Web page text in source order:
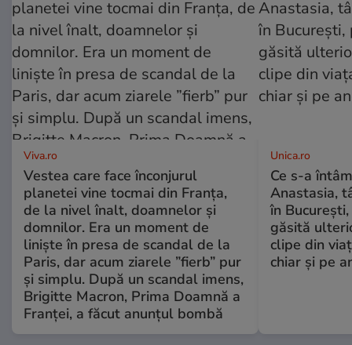
Viva.ro
Vestea care face înconjurul
planetei vine tocmai din Franța,
de la nivel înalt, doamnelor și
domnilor. Era un moment de
liniște în presa de scandal de la
Paris, dar acum ziarele ”fierb” pur
și simplu. După un scandal imens,
Brigitte Macron, Prima Doamnă a
Franței, a făcut anunțul bombă
Unica.ro
Ce s-a
Anastasia,
în
găsită
clipe din
chiar și pe